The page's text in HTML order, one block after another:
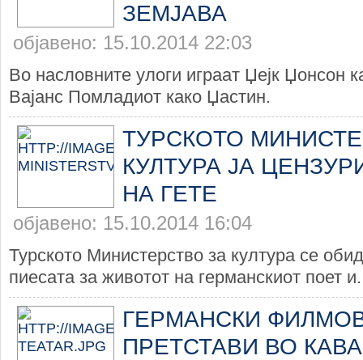
ЗЕМЈАВА
објавено: 15.10.2014 22:03
Во насловните улоги играат Џејк Џонсон
Вајанс Помладиот како Џастин.
ТУРСКОТО
КУЛТУРА ЈА
НА ГЕТЕ
објавено: 15.10.2014 16:04
Турското Министерство за култура се
пиесата за животот на германскиот поет
ГЕРМАНСКИ
ПРЕТСТАВИ ВО